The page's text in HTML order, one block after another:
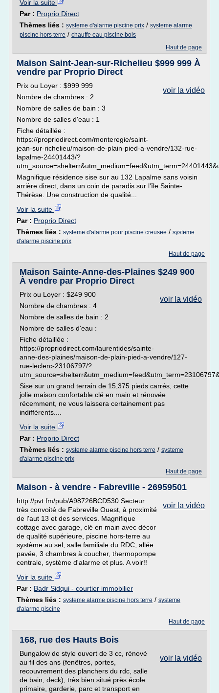
Voir la suite
Par : Proprio Direct
Thèmes liés : systeme d'alarme piscine prix / systeme alarme
piscine hors terre / chauffe eau piscine bois
Haut de page
Maison Saint-Jean-sur-Richelieu $999 999 À
vendre par Proprio Direct
voir la vidéo
Prix ou Loyer : $999 999
Nombre de chambres : 2
Nombre de salles de bain : 3
Nombre de salles d'eau : 1
Fiche détaillée :
https://propriodirect.com/monteregie/saint-
jean-sur-richelieu/maison-de-plain-pied-a-vendre/132-rue-
lapalme-24401443/?
Magnifique résidence sise sur au 132 Lapalme sans voisin
arrière direct, dans un coin de paradis sur l'île Sainte-
Thérèse. Une construction de qualité...
Voir la suite
Par : Proprio Direct
Thèmes liés : systeme d'alarme pour piscine creusee / systeme
d'alarme piscine prix
Haut de page
Maison Sainte-Anne-des-Plaines $249 900
À vendre par Proprio Direct
voir la vidéo
Prix ou Loyer : $249 900
Nombre de chambres : 4
Nombre de salles de bain : 2
Nombre de salles d'eau :
Fiche détaillée :
https://propriodirect.com/laurentides/sainte-
anne-des-plaines/maison-de-plain-pied-a-vendre/127-
rue-leclerc-23106797/?
Sise sur un grand terrain de 15,375 pieds carrés, cette
jolie maison confortable clé en main et rénovée
récemment, ne vous laissera certainement pas
indifférents....
Voir la suite
Par : Proprio Direct
Thèmes liés : systeme alarme piscine hors terre / systeme
d'alarme piscine prix
Haut de page
Maison - à vendre - Fabreville - 26959501
voir la vidéo
http://pvt.fm/pub/A98726BCD530 Secteur
très convoité de Fabreville Ouest, à proximité
de l'aut 13 et des services. Magnifique
cottage avec garage, clé en main avec décor
de qualité supérieure, piscine hors-terre au
système au sel, salle familiale du RDC, allée
pavée, 3 chambres à coucher, thermopompe
centrale, système d'alarme et plus. A voir!!
Voir la suite
Par : Badr Sidqui - courtier immobilier
Thèmes liés : systeme alarme piscine hors terre / systeme
d'alarme piscine
Haut de page
168, rue des Hauts Bois
voir la vidéo
Bungalow de style ouvert de 3 cc, rénové
au fil des ans (fenêtres, portes,
recouvrement des planchers du rdc, salle
de bain, deck), très bien situé près école
primaire, garderie, parc et transport en